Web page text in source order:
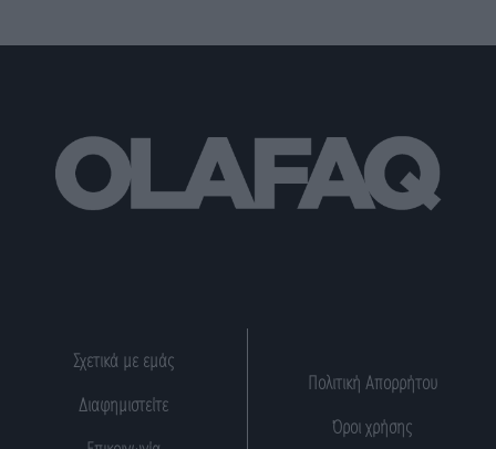
Σχετικά με εμάς
Διαφημιστείτε
Πολιτική Απορρήτου
Όροι χρήσης